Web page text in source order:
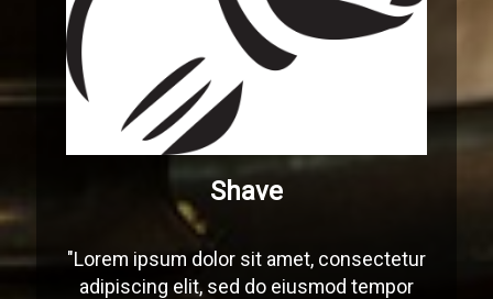
Shave
"Lorem ipsum dolor sit amet, consectetur
adipiscing elit, sed do eiusmod tempor